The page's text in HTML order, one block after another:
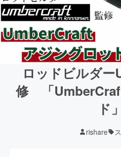
ロッドビルダ
修 「
ド」
rishare